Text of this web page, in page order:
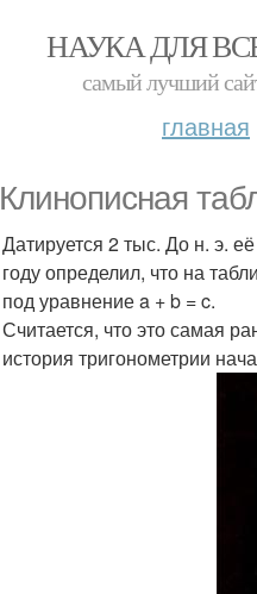
НАУКА ДЛЯ
самый лучший
главная
Клинописная
Датируется 2 тыс. До н. э.
году определил, что на
под уравнение a + b = c.
Считается, что это самая
история тригонометрии